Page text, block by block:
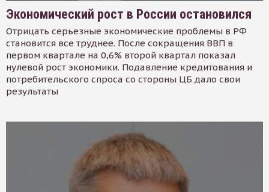
Экономический рост в России остановился
Отрицать серьезные экономические проблемы в РФ
становится все труднее. После сокращения ВВП в
первом квартале на 0,6% второй квартал показал
нулевой рост экономики. Подавление кредитования и
потребительского спроса со стороны ЦБ дало свои
результаты